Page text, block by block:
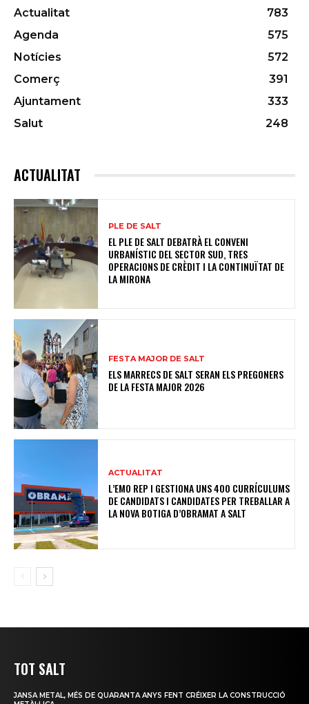
Actualitat
783
Agenda
575
Notícies
572
Comerç
391
Ajuntament
333
Salut
248
ACTUALITAT
PLE DE SALT
EL PLE DE SALT DEBATRÀ EL CONVENI
URBANÍSTIC DEL SECTOR SUD, TRES
OPERACIONS DE CRÈDIT I LA CONTINUÏTAT DE
LA MIRONA
FESTA MAJOR DE SALT
ELS MARRECS DE SALT SERAN ELS PREGONERS
DE LA FESTA MAJOR 2026
ACTUALITAT
L’EMO REP I GESTIONA UNS 400 CURRÍCULUMS
DE CANDIDATS I CANDIDATES PER TREBALLAR A
LA NOVA BOTIGA D’OBRAMAT A SALT
TOT SALT
JANSA METAL, MÉS DE QUARANTA ANYS FENT CRÉIXER LA CONSTRUCCIÓ